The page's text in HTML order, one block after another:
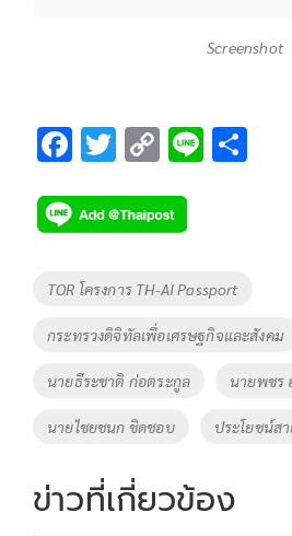
Screenshot
F
e
b
o
k
T
tt
er
C
p
y
Li
k
Li
Tags
TOR โครงการ TH-AI Passport
กระทรวงดิจิทัลเพื่อเศรษฐกิจและสังคม
นายธีระชาติ ก่อตระกูล นายพชร
นายไชยชนก ชิดชอบ ประโยชน์ส
ข่าวที่เกี่ยวข้อง